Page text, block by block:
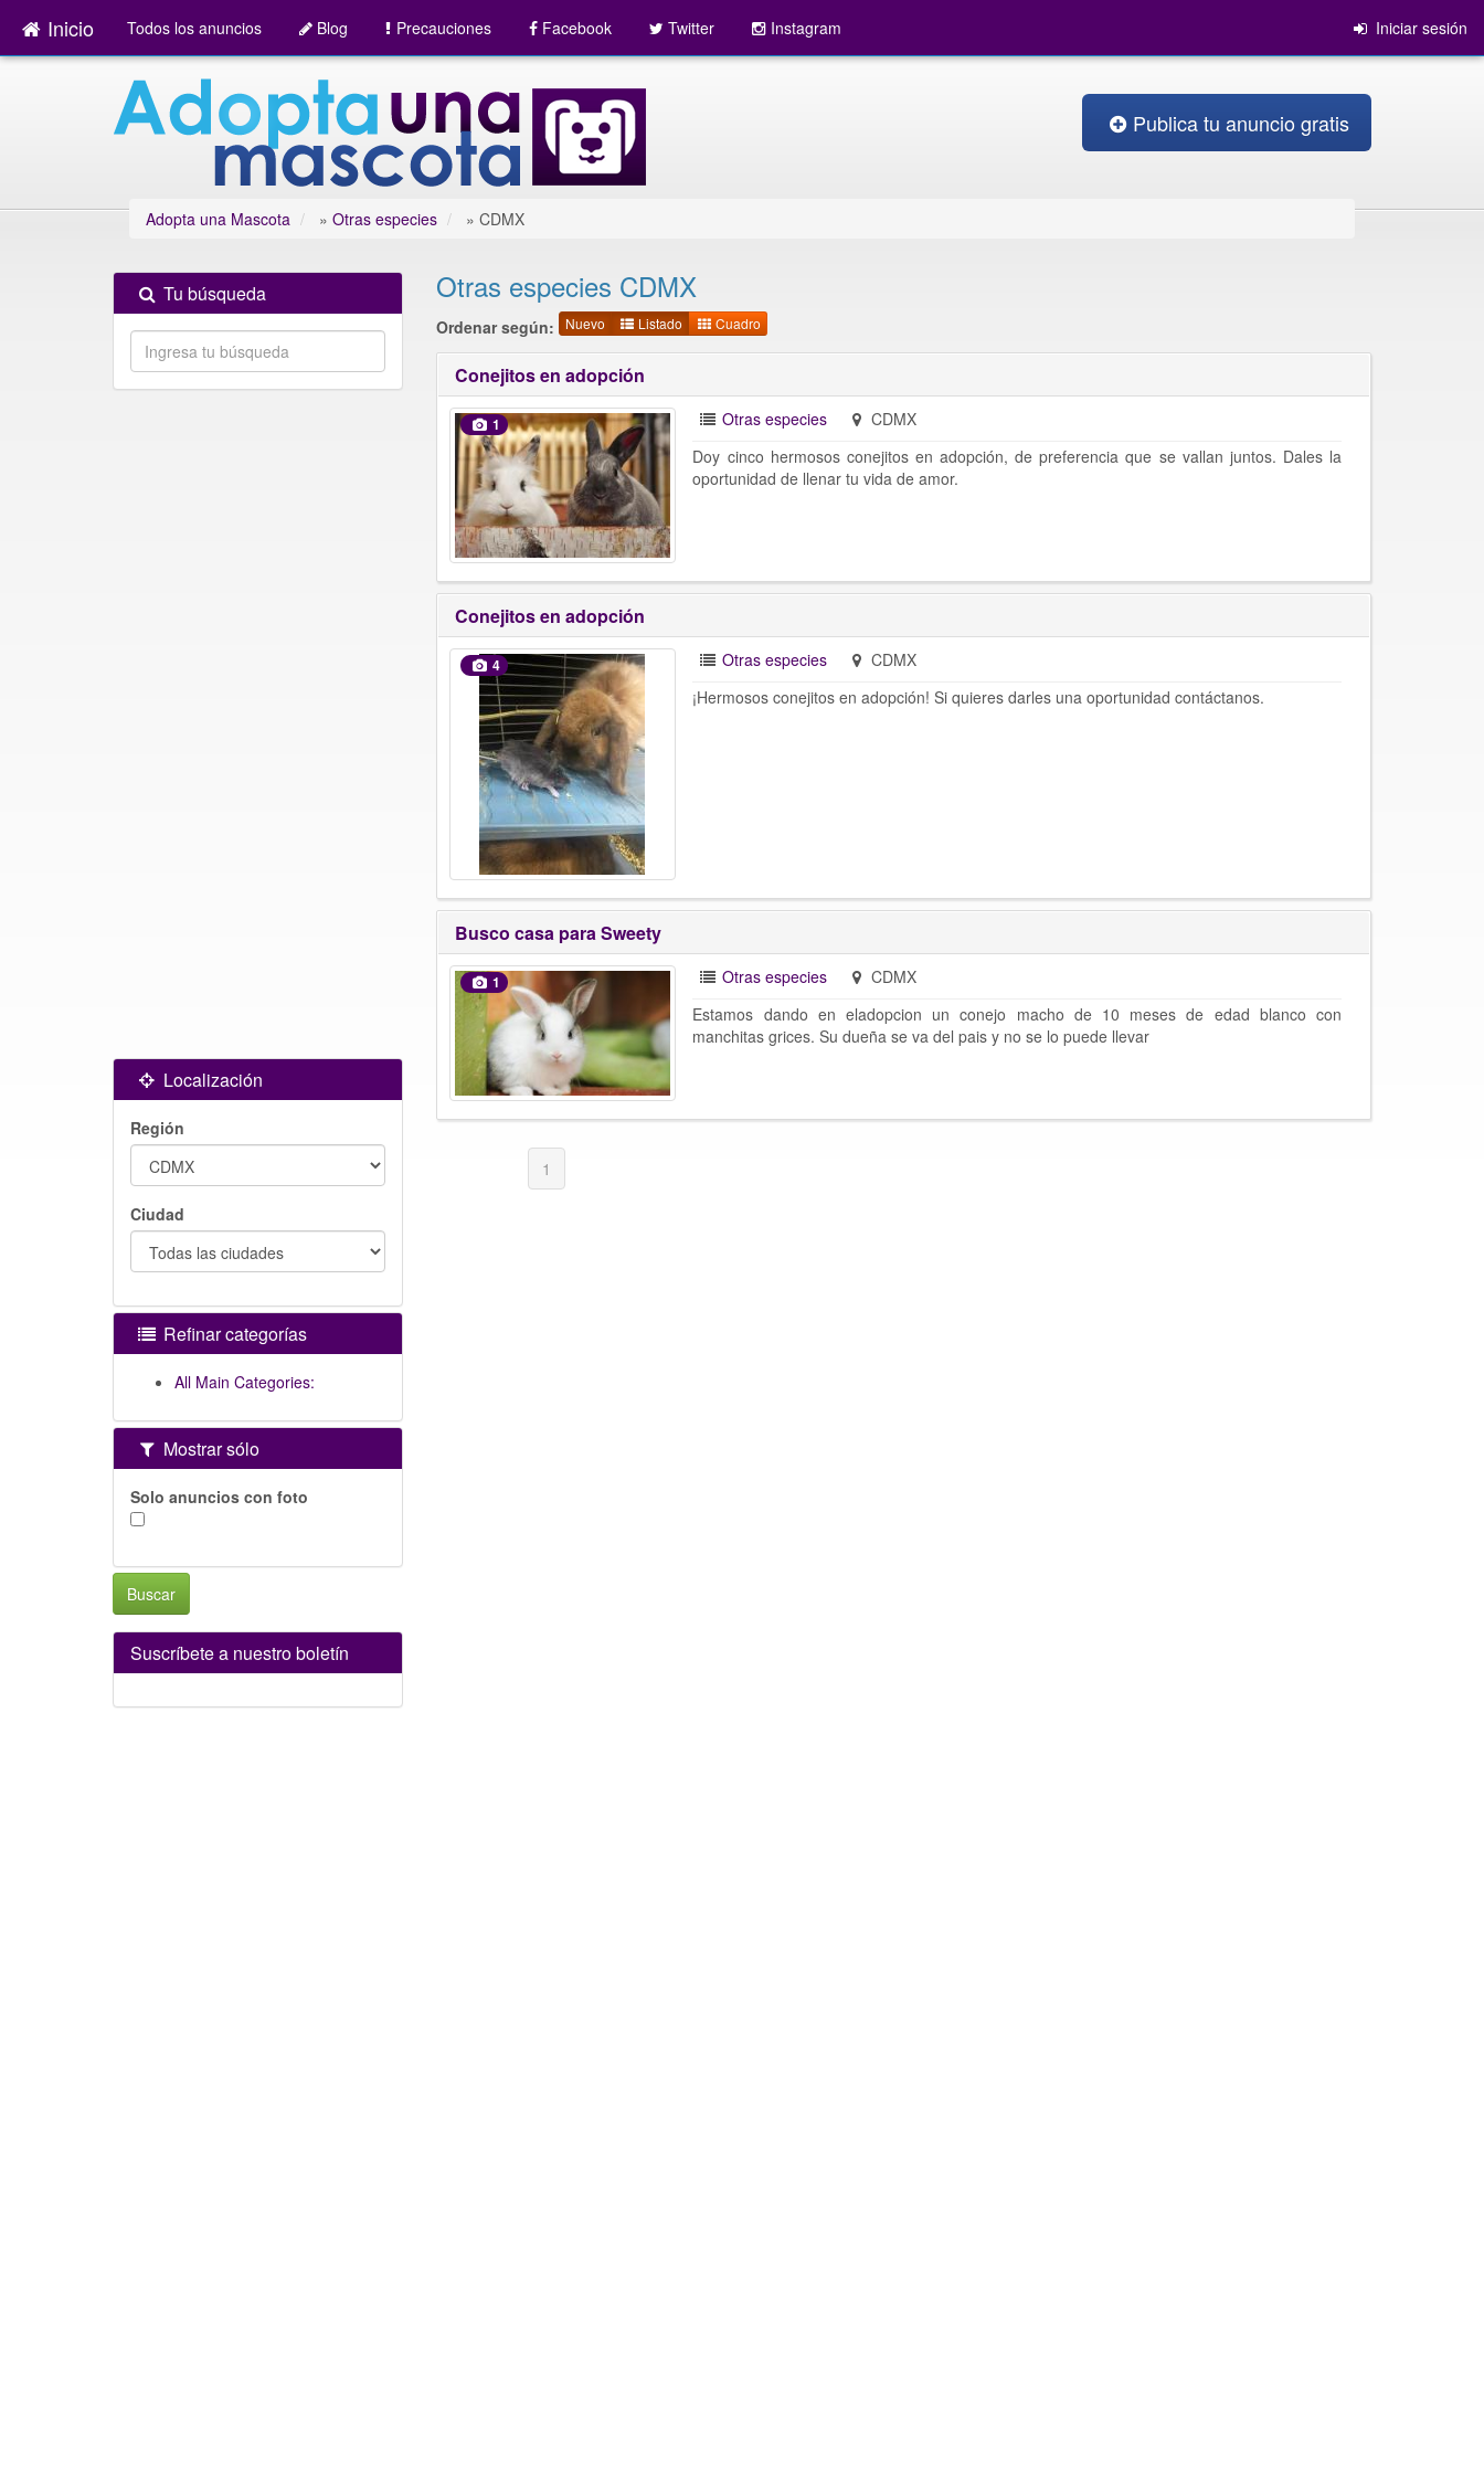
Inicio Todos los anuncios Blog Precauciones Facebook Twitter Instagram Iniciar sesión
Publica tu anuncio gratis
Adopta una Mascota » Otras especies » CDMX
Otras especies CDMX
Ordenar según: Nuevo Listado Cuadro
Conejitos en adopción
1 Otras especies
CDMX
Doy cinco hermosos conejitos en adopción, de preferencia que se vallan juntos. Dales la
oportunidad de llenar tu vida de amor.
Conejitos en adopción
4 Otras especies
CDMX
¡Hermosos conejitos en adopción! Si quieres darles una oportunidad contáctanos.
Busco casa para Sweety
1 Otras especies
CDMX
Estamos dando en eladopcion un conejo macho de 10 meses de edad blanco con
manchitas grices. Su dueña se va del pais y no se lo puede llevar
1
Tu búsqueda
Localización
Región
Ciudad
Refinar categorías
All Main Categories:
Mostrar sólo
Solo anuncios con foto
Buscar
Suscríbete a nuestro boletín